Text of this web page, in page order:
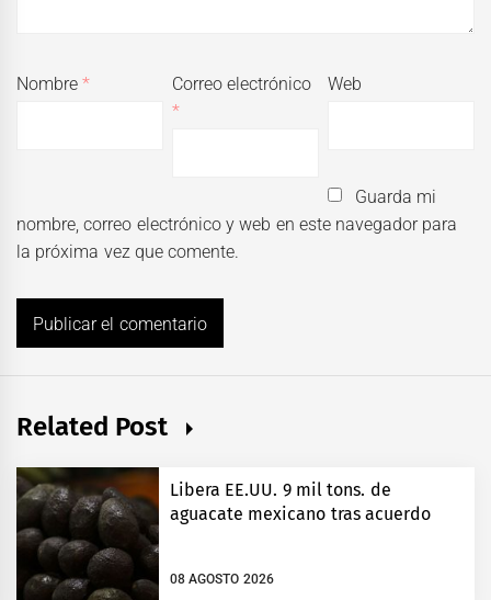
Nombre*
Correo electrónico
*
Web
Guarda mi
nombre, correo electrónico y web en este navegador para
la próxima vez que comente.
Related Post
Libera EE.UU. 9 mil tons. de
aguacate mexicano tras acuerdo
08 AGOSTO 2026